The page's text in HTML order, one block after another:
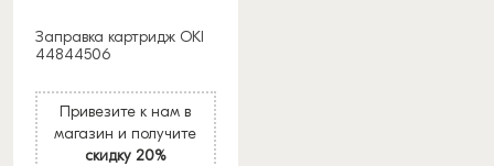
Заправка картридж OKI
44844506
Привезите к нам в
магазин и получите
скидку 20%